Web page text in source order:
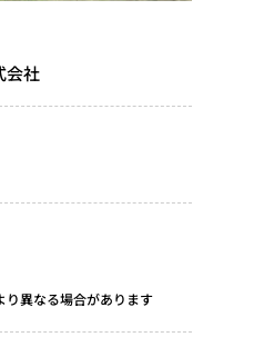
会社
異なる場合があります